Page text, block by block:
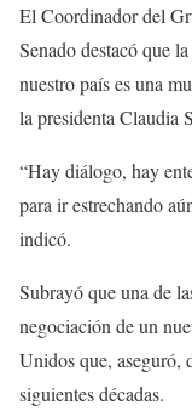
El Coordinador del
Senado destacó que
nuestro país es una
la presidenta Claudia
“Hay diálogo, hay
para ir estrechando
indicó.
Subrayó que una de
negociación de un
Unidos que, aseguró,
siguientes décadas.